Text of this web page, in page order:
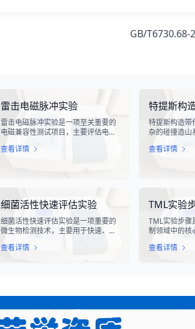
GB/T6730.68-
雷击电磁脉冲实验
雷击电磁脉冲实验是一项至关重要的
电磁兼容性测试项目，主要评估电子
的抗扰度性能。雷电作为一种自然现
至永久性损坏。
查看详情
特提斯构
特提斯构造带
杂的碰撞造山
特提斯和新特
要是基于现代
采集自该区域
量元素、微量
定性与定量测
查看详情
细菌活性快速评估实验
细菌活性快速评估实验是一项重要的
微生物检测技术，主要用于快速、准
态。该技术通过检测细菌细胞内的特
查看详情
TML实验
TML实验步骤
制领域中的核
药、食品、化
总数的定量分
制人员能够准
查看详情